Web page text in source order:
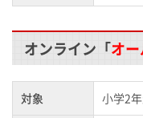
オンライン「オ
対象 小学2